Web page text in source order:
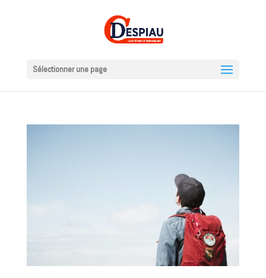
Sélectionner une page